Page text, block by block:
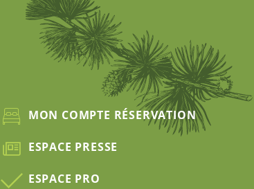
MON COMPTE RÉSERVATION
ESPACE PRESSE
ESPACE PRO